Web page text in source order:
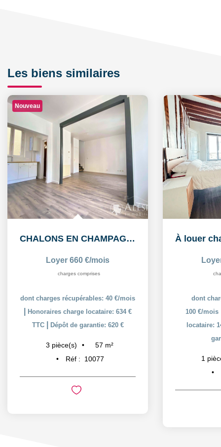
Les biens similaires
Nouveau
CHALONS EN CHAMPAGNE: Appartement T3 en duplex
Loyer 660 €/mois
charges comprises
dont charges récupérables: 40 €/mois
Honoraires charge locataire: 634 €
TTC
Dépôt de garantie: 620 €
3 pièce(s) 57 m²
Réf :
10077
dont
100 €/mois
locataire:
1